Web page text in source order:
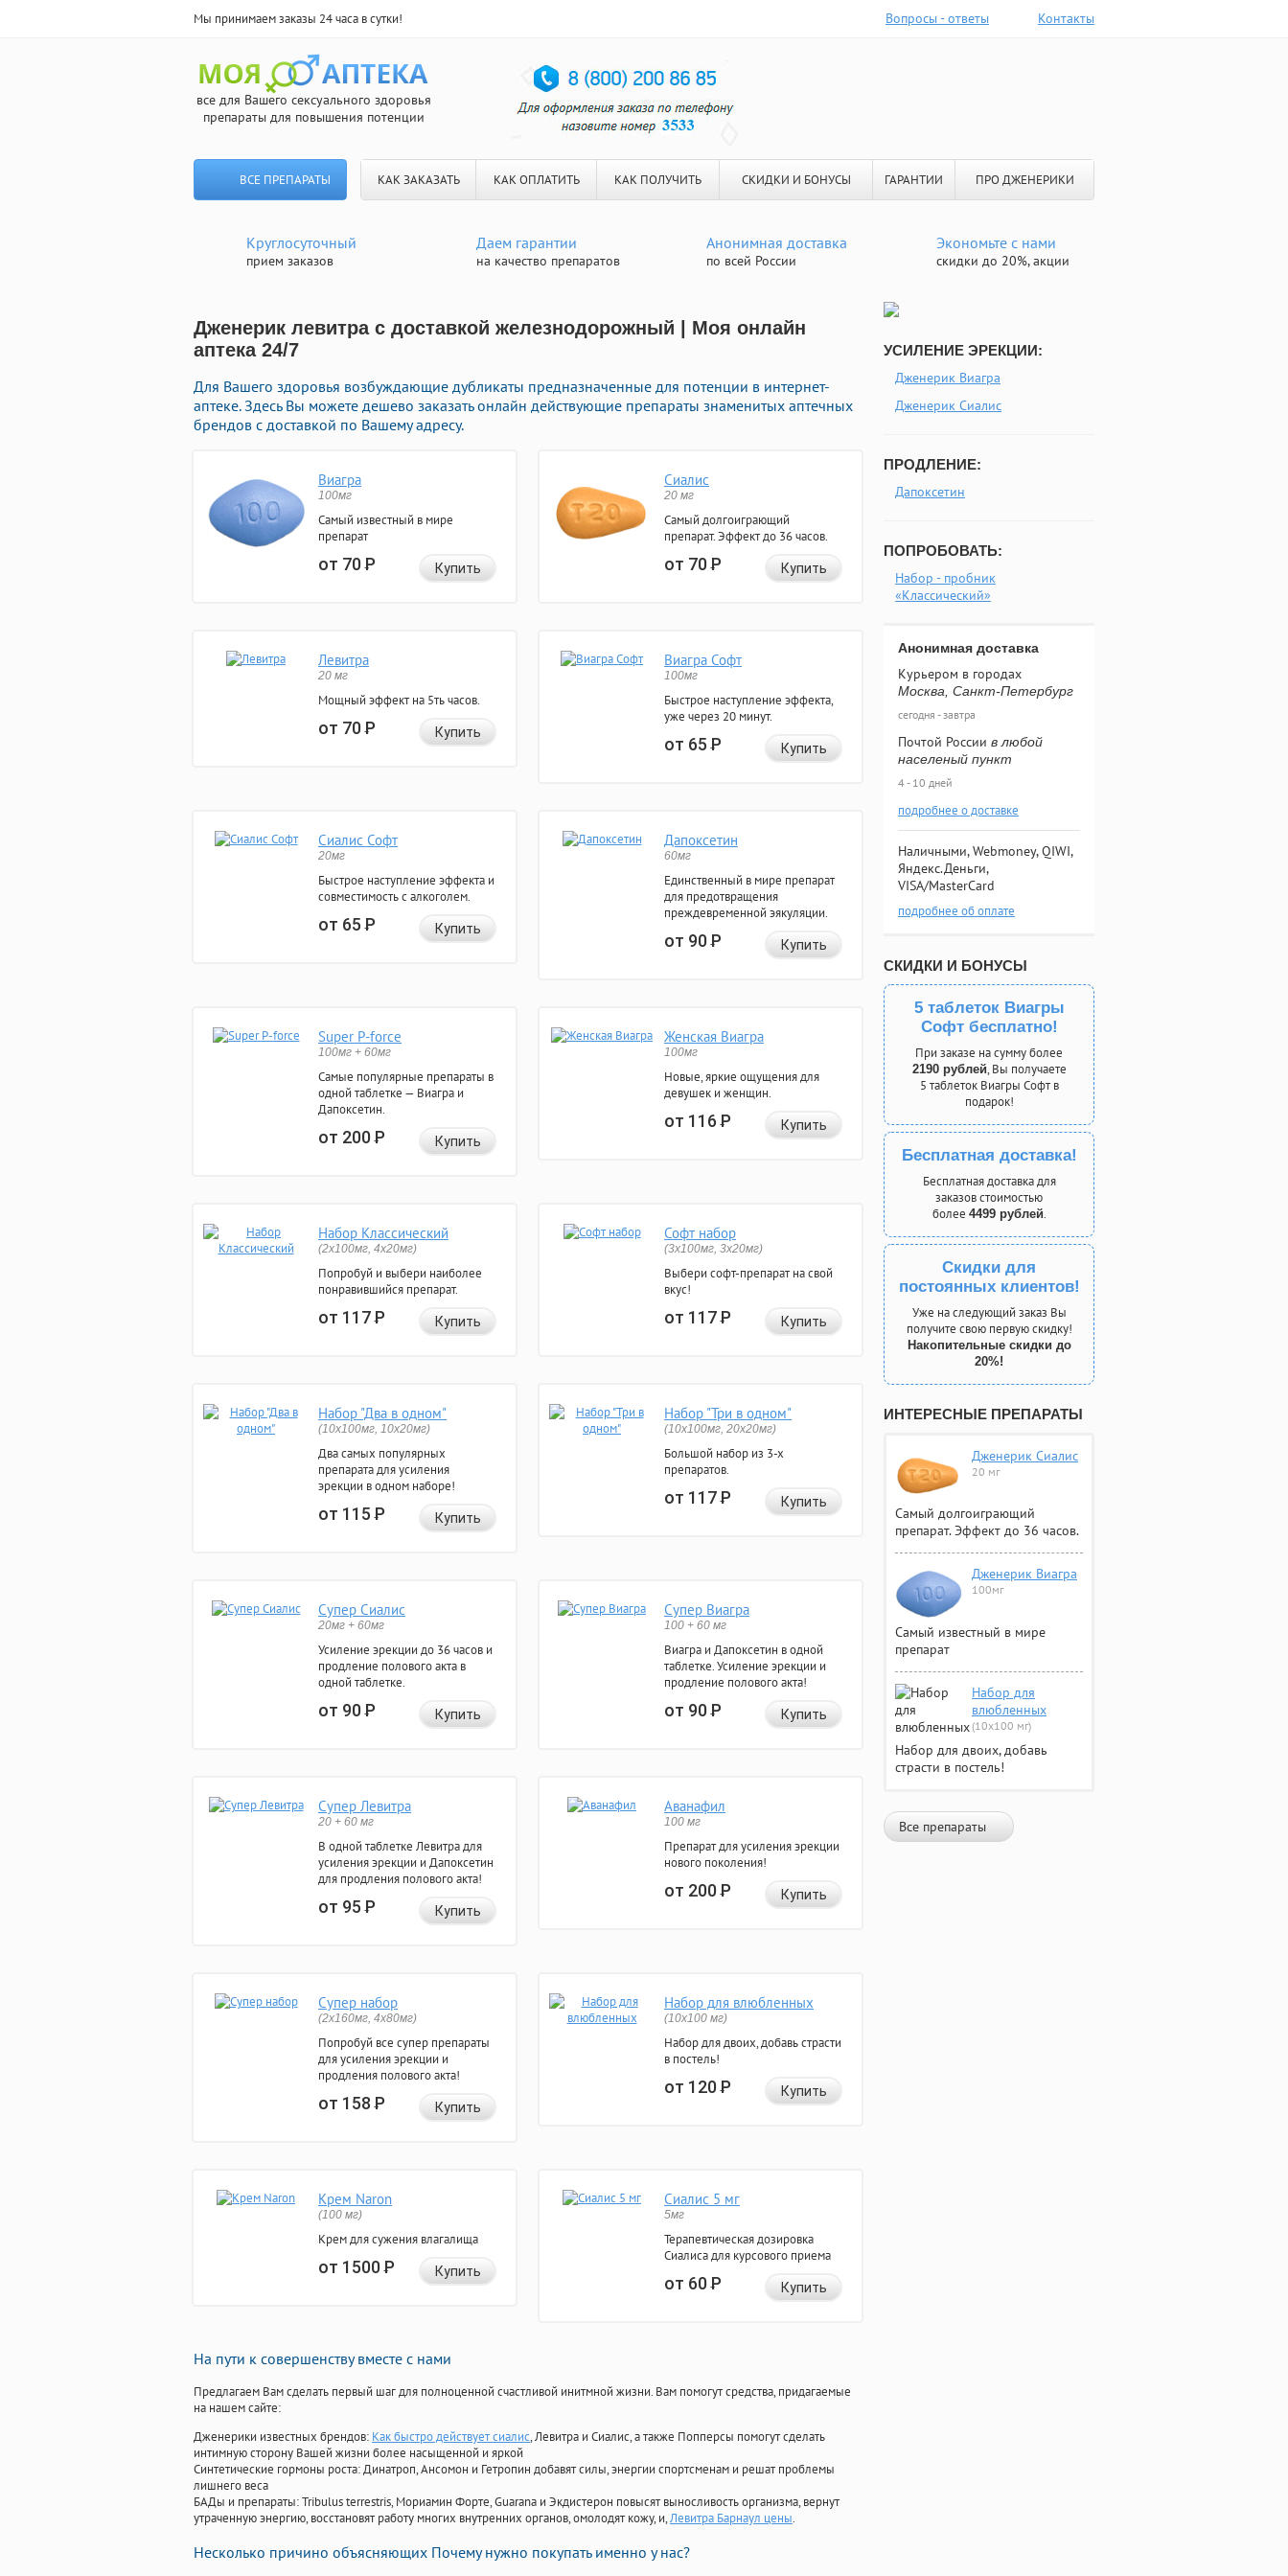
Мы принимаем заказы 24 часа в сутки! Вопросы - ответы Контакты
все для Вашего сексуального здоровья
препараты для повышения потенции
ВСЕ ПРЕПАРАТЫ КАК ЗАКАЗАТЬ КАК ОПЛАТИТЬ КАК ПОЛУЧИТЬ СКИДКИ И БОНУСЫ ГАРАНТИИ ПРО ДЖЕНЕРИКИ
Круглосуточный
прием заказов
Даем гарантии
на качество препаратов
Анонимная доставка
по всей России
Экономьте с нами
скидки до 20%, акции
Дженерик левитра с доставкой железнодорожный | Моя онлайн
аптека 24/7
Для Вашего здоровья возбуждающие дубликаты предназначенные для потенции в интернет-
аптеке. Здесь Вы можете дешево заказать онлайн действующие препараты знаменитых аптечных
брендов с доставкой по Вашему адресу.
Виагра
100мг
Самый известный в мире
препарат
от 70Р Купить
Сиалис
20 мг
Самый долгоиграющий
препарат. Эффект до 36 часов.
от 70Р Купить
Левитра
20 мг
Мощный эффект на 5ть часов.
от 70Р Купить
Виагра Софт
100мг
Быстрое наступление эффекта,
уже через 20 минут.
от 65Р Купить
Сиалис Софт
20мг
Быстрое наступление эффекта и
совместимость с алкоголем.
от 65Р Купить
Дапоксетин
60мг
Единственный в мире препарат
для предотвращения
преждевременной эякуляции.
от 90Р Купить
Super P-force
100мг + 60мг
Самые популярные препараты в
одной таблетке — Виагра и
Дапоксетин.
от 200Р Купить
Женская Виагра
100мг
Новые, яркие ощущения для
девушек и женщин.
от 116Р Купить
Набор Классический
(2x100мг, 4x20мг)
Попробуй и выбери наиболее
понравившийся препарат.
от 117Р Купить
Софт набор
(3x100мг, 3x20мг)
Выбери софт-препарат на свой
вкус!
от 117Р Купить
Набор "Два в одном"
(10x100мг, 10x20мг)
Два самых популярных
препарата для усиления
эрекции в одном наборе!
от 115Р Купить
Набор "Три в одном"
(10x100мг, 20x20мг)
Большой набор из 3-х
препаратов.
от 117Р Купить
Супер Сиалис
20мг + 60мг
Усиление эрекции до 36 часов и
продление полового акта в
одной таблетке.
от 90Р Купить
Супер Виагра
100 + 60 мг
Виагра и Дапоксетин в одной
таблетке. Усиление эрекции и
продление полового акта!
от 90Р Купить
Супер Левитра
20 + 60 мг
В одной таблетке Левитра для
усиления эрекции и Дапоксетин
для продления полового акта!
от 95Р Купить
Аванафил
100 мг
Препарат для усиления эрекции
нового поколения!
от 200Р Купить
Супер набор
(2х160мг, 4х80мг)
Попробуй все супер препараты
для усиления эрекции и
продления полового акта!
от 158Р Купить
Набор для влюбленных
(10х100 мг)
Набор для двоих, добавь страсти
в постель!
от 120Р Купить
Крем Naron
(100 мг)
Крем для сужения влагалища
от 1500Р Купить
Сиалис 5 мг
5мг
Терапевтическая дозировка
Сиалиса для курсового приема
от 60Р Купить
На пути к совершенству вместе с нами
Предлагаем Вам сделать первый шаг для полноценной счастливой инитмной жизни. Вам помогут средства, придагаемые
на нашем сайте:
Дженерики известных брендов: Как быстро действует сиалис, Левитра и Сиалис, а также Попперсы помогут сделать
интимную сторону Вашей жизни более насыщенной и яркой
Синтетические гормоны роста: Динатроп, Ансомон и Гетропин добавят силы, энергии спортсменам и решат проблемы
лишнего веса
БАДы и препараты:Tribulus terrestris, Мориамин Форте, Guarana и Экдистерон повысят выносливость организма, вернут
утраченную энергию, восстановят работу многих внутренних органов, омолодят кожу, и,Левитра Барнаул цены.
Несколько причино объясняющих Почему нужно покупать именно у нас?
УСИЛЕНИЕ ЭРЕКЦИИ:
Дженерик Виагра
Дженерик Сиалис
ПРОДЛЕНИЕ:
Дапоксетин
ПОПРОБОВАТЬ:
Набор - пробник
«Классический»
Анонимная доставка
Курьером в городах
Москва, Санкт-Петербург
сегодня - завтра
Почтой России в любой
населеный пункт
4 - 10 дней
подробнее о доставке
Наличными, Webmoney, QIWI,
Яндекс.Деньги,
VISA/MasterCard
подробнее об оплате
СКИДКИ И БОНУСЫ
5 таблеток Виагры
Софт бесплатно!
При заказе на сумму более
2190 рублей, Вы получаете
5 таблеток Виагры Софт в
подарок!
Бесплатная доставка!
Бесплатная доставка для
заказов стоимостью
более 4499 рублей.
Скидки для
постоянных клиентов!
Уже на следующий заказ Вы
получите свою первую скидку!
Накопительные скидки до
20%!
ИНТЕРЕСНЫЕ ПРЕПАРАТЫ
Дженерик Сиалис
20 мг
Самый долгоиграющий
препарат. Эффект до 36 часов.
Дженерик Виагра
100мг
Самый известный в мире
препарат
Набор для
влюбленных
(10х100 мг)
Набор для двоих, добавь
страсти в постель!
Все препараты